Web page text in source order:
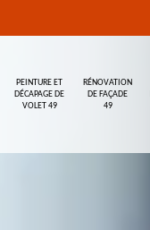
PEINTURE ET
DÉCAPAGE DE
VOLET 49
RÉNOVATION
DE FAÇADE
49